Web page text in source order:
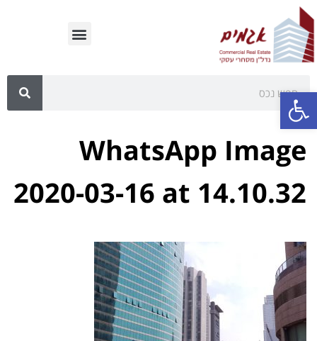
WhatsApp Image
2020-03-16 at 14.10.32
פתח סרגל נגישות